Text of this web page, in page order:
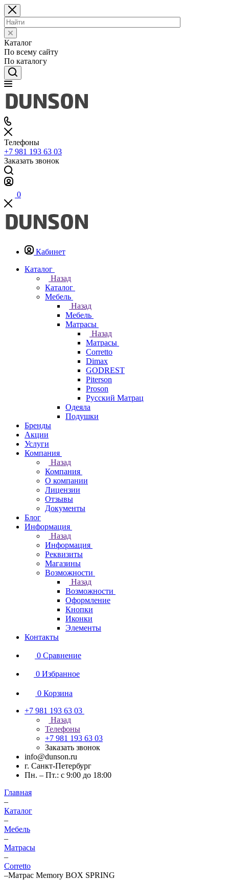
Каталог
По всему сайту
По каталогу
Телефоны
+7 981 193 63 03
Заказать звонок
0
Кабинет
Каталог
Назад
Каталог
Мебель
Назад
Мебель
Матрасы
Назад
Матрасы
Corretto
Dimax
GODREST
Piterson
Proson
Русский Матрац
Одеяла
Подушки
Бренды
Акции
Услуги
Компания
Назад
Компания
О компании
Лицензии
Отзывы
Документы
Блог
Информация
Назад
Информация
Реквизиты
Магазины
Возможности
Назад
Возможности
Оформление
Кнопки
Иконки
Элементы
Контакты
0 Сравнение
0 Избранное
0 Корзина
+7 981 193 63 03
Назад
Телефоны
+7 981 193 63 03
Заказать звонок
info@dunson.ru
г. Санкт-Петербург
Пн. – Пт.: с 9:00 до 18:00
Главная
–
Каталог
–
Мебель
–
Матрасы
–
Corretto
–Матрас Memory BOX SPRING